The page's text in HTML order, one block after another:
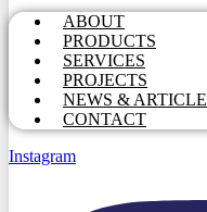
ABOUT
PRODUCTS
SERVICES
PROJECTS
NEWS & ARTICLE
CONTACT
Instagram